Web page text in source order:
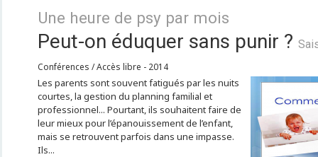
Une heure de psy par mois
Peut-on éduquer sans punir ?
Conférences / Accès libre - 2014
Les parents sont souvent fatigués par les nuits
courtes, la gestion du planning familial et
professionnel... Pourtant, ils souhaitent faire de
leur mieux pour l’épanouissement de l’enfant,
mais se retrouvent parfois dans une impasse.
Ils...